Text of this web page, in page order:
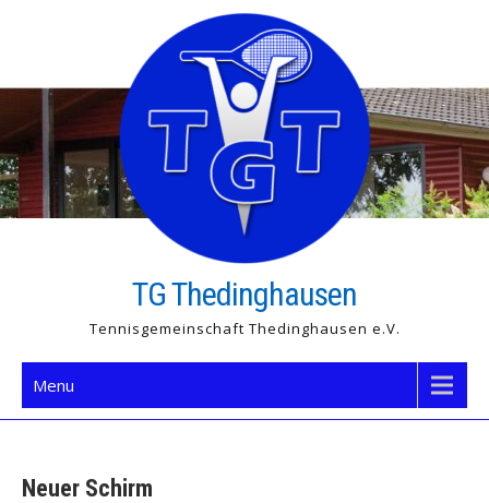
TG Thedinghausen
Tennisgemeinschaft Thedinghausen e.V.
Menu
Neuer Schirm